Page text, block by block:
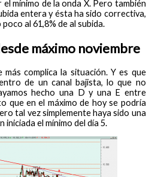
mínimo de la onda X. Pero también
entera y ésta ha sido correctiva,
al 61,8% de al subida.
máximo noviembre
complica la situación. Y es que
de un canal bajista, lo que no
hecho una D y una E entre
que en el máximo de hoy se podría
tal vez simplemente haya sido una
iniciada el mínimo del día 5.